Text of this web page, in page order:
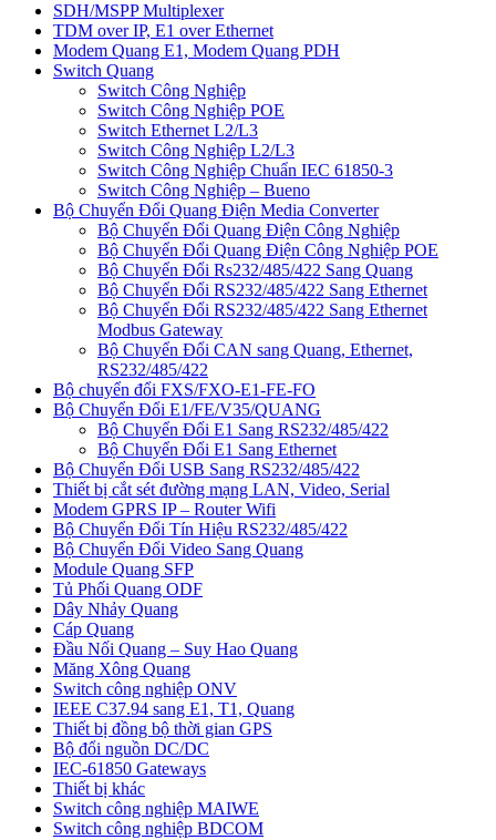
SDH/MSPP Multiplexer
TDM over IP, E1 over Ethernet
Modem Quang E1, Modem Quang PDH
Switch Quang
Switch Công Nghiệp
Switch Công Nghiệp POE
Switch Ethernet L2/L3
Switch Công Nghiệp L2/L3
Switch Công Nghiệp Chuẩn IEC 61850-3
Switch Công Nghiệp – Bueno
Bộ Chuyển Đổi Quang Điện Media Converter
Bộ Chuyển Đổi Quang Điện Công Nghiệp
Bộ Chuyển Đổi Quang Điện Công Nghiệp POE
Bộ Chuyển Đổi Rs232/485/422 Sang Quang
Bộ Chuyển Đổi RS232/485/422 Sang Ethernet
Bộ Chuyển Đổi RS232/485/422 Sang Ethernet
Modbus Gateway
Bộ Chuyển Đổi CAN sang Quang, Ethernet,
RS232/485/422
Bộ chuyển đổi FXS/FXO-E1-FE-FO
Bộ Chuyển Đổi E1/FE/V35/QUANG
Bộ Chuyển Đổi E1 Sang RS232/485/422
Bộ Chuyển Đổi E1 Sang Ethernet
Bộ Chuyển Đổi USB Sang RS232/485/422
Thiết bị cắt sét đường mạng LAN, Video, Serial
Modem GPRS IP – Router Wifi
Bộ Chuyển Đổi Tín Hiệu RS232/485/422
Bộ Chuyển Đổi Video Sang Quang
Module Quang SFP
Tủ Phối Quang ODF
Dây Nhảy Quang
Cáp Quang
Đầu Nối Quang – Suy Hao Quang
Măng Xông Quang
Switch công nghiệp ONV
IEEE C37.94 sang E1, T1, Quang
Thiết bị đồng bộ thời gian GPS
Bộ đổi nguồn DC/DC
IEC-61850 Gateways
Thiết bị khác
Switch công nghiệp MAIWE
Switch công nghiệp BDCOM